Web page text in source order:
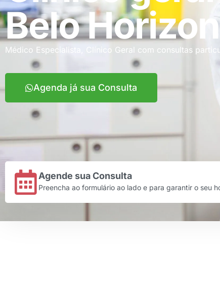
Belo
Médico Especialista, Clínico Geral com consultas
Agenda já sua Consulta
Agende sua Consulta
Preencha ao formulário ao lado e para garantir o seu